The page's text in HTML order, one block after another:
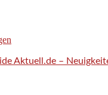
Aktuell.de –